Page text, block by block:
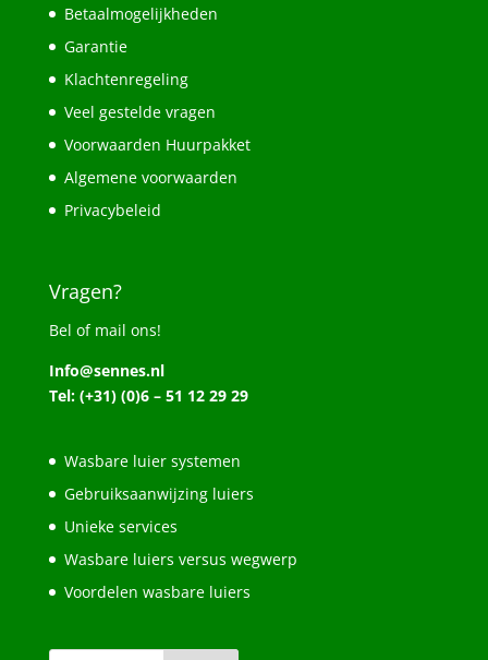
Betaalmogelijkheden
Garantie
Klachtenregeling
Veel gestelde vragen
Voorwaarden Huurpakket
Algemene voorwaarden
Privacybeleid
Vragen?
Bel of mail ons!
Info@sennes.nl
Tel: (+31) (0)6 – 51 12 29 29
Wasbare luier systemen
Gebruiksaanwijzing luiers
Unieke services
Wasbare luiers versus wegwerp
Voordelen wasbare luiers